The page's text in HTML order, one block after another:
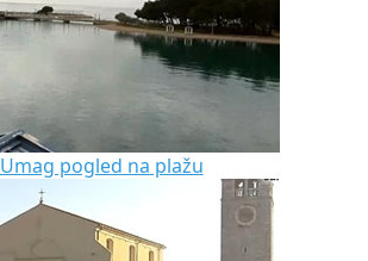
Umag pogled na plažu